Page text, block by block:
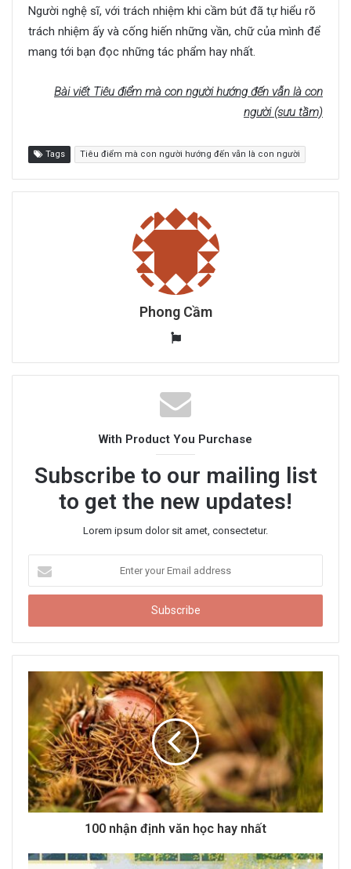
Người nghệ sĩ, với trách nhiệm khi cầm bút đã tự hiểu rõ
trách nhiệm ấy và cống hiến những vần, chữ của mình để
mang tới bạn đọc những tác phẩm hay nhất.
Bài viết Tiêu điểm mà con người hướng đến vẫn là con
người (sưu tầm)
Tags Tiêu điểm mà con người hướng đến vẫn là con người
Phong Cầm
W
b
s
i
e
With Product You Purchase
Subscribe to our mailing list
to get the new updates!
Lorem ipsum dolor sit amet, consectetur.
t
r
y
E
m
a
l
a
d
e
100 nhận định văn học hay nhất